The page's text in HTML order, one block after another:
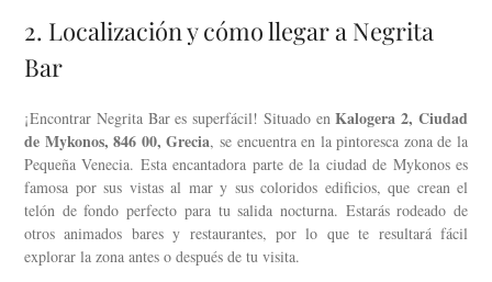
2. Localización y cómo llegar a Negrita
Bar
¡Encontrar Negrita Bar es superfácil! Situado enKalogera 2, Ciudad
de Mykonos, 846 00, Grecia, se encuentra en la pintoresca zona de la
Pequeña Venecia. Esta encantadora parte de la ciudad de Mykonos es
famosa por sus vistas al mar y sus coloridos edificios, que crean el
telón de fondo perfecto para tu salida nocturna. Estarás rodeado de
otros animados bares y restaurantes, por lo que te resultará fácil
explorar la zona antes o después de tu visita.